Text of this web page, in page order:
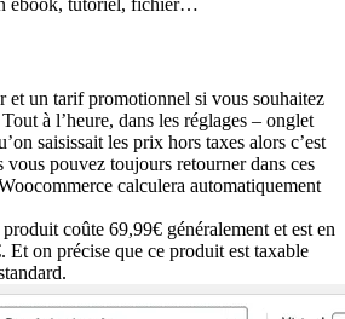
ebook, tutoriel, fichier…
et un tarif promotionnel si vous souhaitez
à l’heure, dans les réglages – onglet
saisissait les prix hors taxes alors c’est
vous pouvez toujours retourner dans ces
calculera automatiquement
coûte 69,99€ généralement et est en
Et on précise que ce produit est taxable